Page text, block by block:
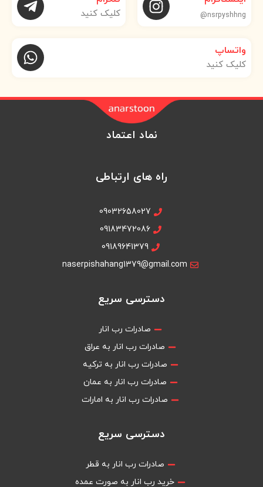
کلیک کنید
خرید رب انار به صورت عمده
خرید رب انار ترش
صادرات رب انار به عراق
صادرات رب انار به ترکیه
صادرات رب انار به عمان
صادرات رب انار به امارات
09183472086
09189641379
naserpishahang1379@gmail.com
نماد اعتماد